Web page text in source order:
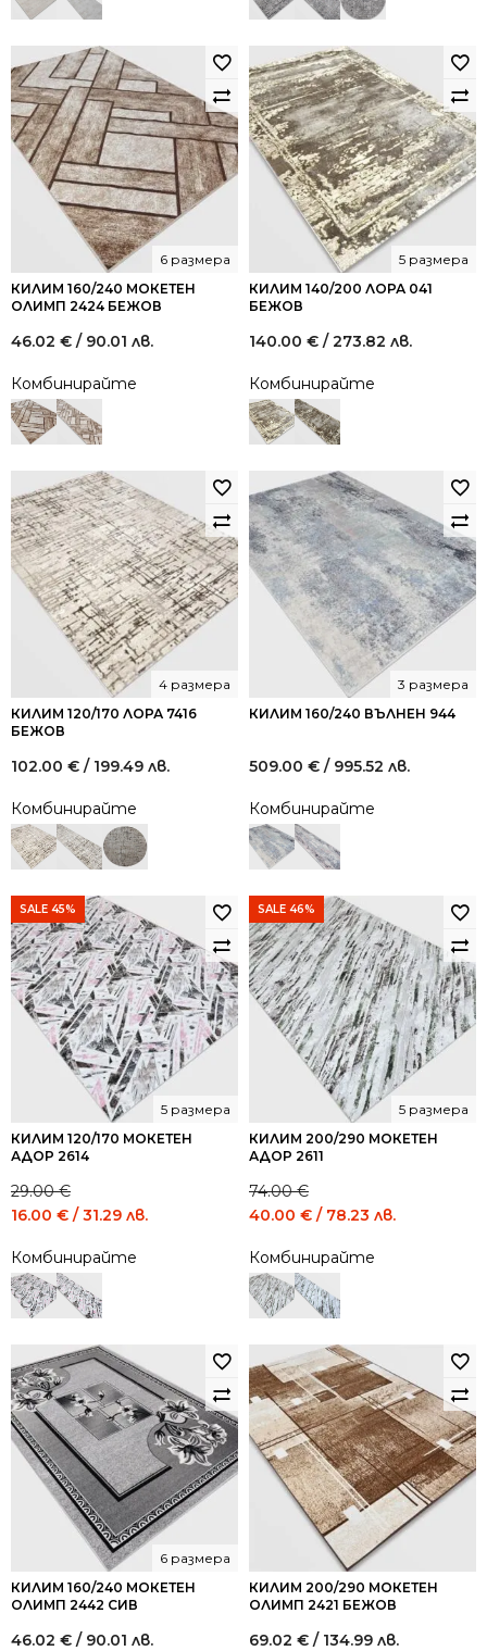
КИЛИМ 160/240 МОКЕТЕН
ОЛИМП 2424 БЕЖОВ
6 размера
46.02 € / 90.01 лв.
Комбинирайте
КИЛИМ 140/200 ЛОРА 041
БЕЖОВ
5 размера
140.00 € / 273.82 лв.
Комбинирайте
КИЛИМ 120/170 ЛОРА 7416
БЕЖОВ
4 размера
102.00 € / 199.49 лв.
Комбинирайте
КИЛИМ 160/240 ВЪЛНЕН 944
3 размера
509.00 € / 995.52 лв.
Комбинирайте
SALE 45%
КИЛИМ 120/170 МОКЕТЕН
АДОР 2614
5 размера
29.00€
Original
was:
29.00 €
/
16.00 € / 31.29 лв.
Комбинирайте
SALE 46%
КИЛИМ 200/290 МОКЕТЕН
АДОР 2611
5 размера
74.00€
Original
was:
74.00 €
/
40.00 € / 78.23 лв.
лв..
Комбинирайте
КИЛИМ 160/240 МОКЕТЕН
ОЛИМП 2442 СИВ
6 размера
46.02 € / 90.01 лв.
КИЛИМ 200/290 МОКЕТЕН
ОЛИМП 2421 БЕЖОВ
69.02 € / 134.99 лв.